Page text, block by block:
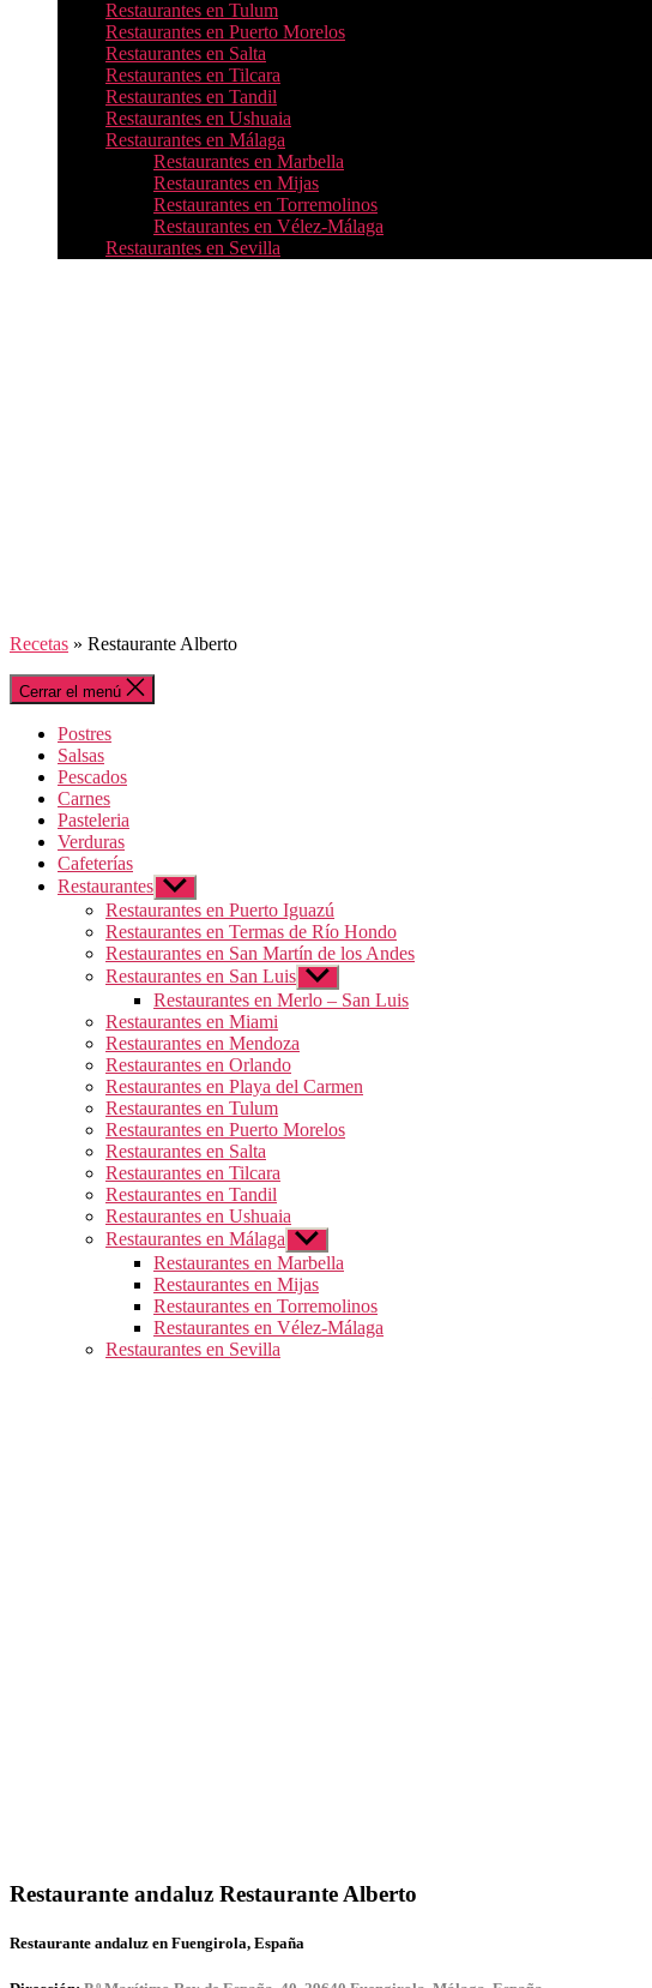
Restaurantes en Tulum
Restaurantes en Puerto Morelos
Restaurantes en Salta
Restaurantes en Tilcara
Restaurantes en Tandil
Restaurantes en Ushuaia
Restaurantes en Málaga
Restaurantes en Marbella
Restaurantes en Mijas
Restaurantes en Torremolinos
Restaurantes en Vélez-Málaga
Restaurantes en Sevilla
Recetas » Restaurante Alberto
Cerrar el menú
Postres
Salsas
Pescados
Carnes
Pasteleria
Verduras
Cafeterías
Restaurantes Mostrar
el
submenú
Restaurantes en Puerto Iguazú
Restaurantes en Termas de Río Hondo
Restaurantes en San Martín de los Andes
Restaurantes en San Luis Mostrar
el
submenú
Restaurantes en Merlo – San Luis
Restaurantes en Miami
Restaurantes en Mendoza
Restaurantes en Orlando
Restaurantes en Playa del Carmen
Restaurantes en Tulum
Restaurantes en Puerto Morelos
Restaurantes en Salta
Restaurantes en Tilcara
Restaurantes en Tandil
Restaurantes en Ushuaia
Restaurantes en Málaga Mostrar
el
submenú
Restaurantes en Marbella
Restaurantes en Mijas
Restaurantes en Torremolinos
Restaurantes en Vélez-Málaga
Restaurantes en Sevilla
Restaurante andaluz Restaurante Alberto
Restaurante andaluz en Fuengirola, España